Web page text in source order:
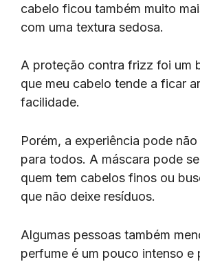
cabelo ficou também muito
com uma textura sedosa.
A proteção contra frizz foi um
que meu cabelo tende a ficar
facilidade.
Porém, a experiência pode
para todos. A máscara pode
quem tem cabelos finos ou
que não deixe resíduos.
Algumas pessoas também
perfume é um pouco intenso e